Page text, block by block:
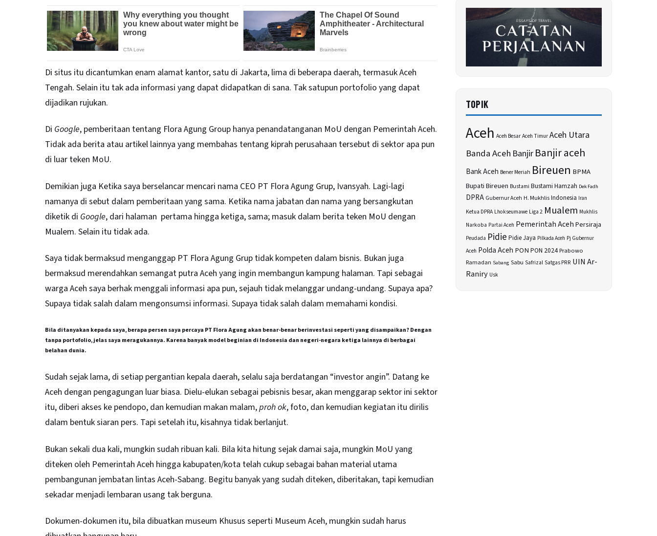
Di situs itu dicantumkan enam alamat kantor, satu di Jakarta, lima di beberapa daerah, termasuk Aceh
Tengah. Selain itu tak ada informasi yang dapat didapatkan di sana. Tak satupun portofolio yang dapat
dijadikan rujukan.
Di Google, pemberitaan tentang Flora Agung Group hanya penandatanganan MoU dengan Pemerintah Aceh.
Tidak ada berita atau artikel lainnya yang membahas tentang kiprah perusahaan tersebut di sektor apa pun
di luar teken MoU.
Demikian juga Ketika saya berselancar mencari nama CEO PT Flora Agung Grup, Ivansyah. Lagi-lagi
namanya di sebut dalam pemberitaan yang sama. Ketika nama jabatan dan nama yang bersangkutan
diketik di Google, dari halaman pertama hingga ketiga, sama; masuk dalam berita teken MoU dengan
Mualem. Selain itu tidak ada.
Saya tidak bermaksud menganggap PT Flora Agung Grup tidak kompeten dalam bisnis. Bukan juga
bermaksud merendahkan semangat putra Aceh yang ingin membangun kampung halaman. Tapi sebagai
warga Aceh saya berhak menggali informasi apa pun, sejauh tidak melanggar undang-undang. Supaya apa?
Supaya tidak salah dalam mengonsumsi informasi. Supaya tidak salah dalam memahami kondisi.
Bila ditanyakan kepada saya, berapa persen saya percaya PT Flora Agung akan benar-benar berinvestasi seperti yang disampaikan? Dengan
tanpa portofolio, jelas saya meragukannya. Karena banyak model beginian di Indonesia dan negeri-negara ketiga lainnya di berbagai
belahan dunia.
Sudah sejak lama, di setiap pergantian kepala daerah, selalu saja berdatangan “investor angin”. Datang ke
Aceh dengan pengagungan luar biasa. Dielu-elukan sebagai pebisnis besar, akan menggarap sektor ini sektor
itu, diberi akses ke pendopo, dan kemudian makan malam,proh ok, foto, dan kemudian kegiatan itu dirilis
dalam bentuk siaran pers. Tapi setelah itu, kisahnya tidak berlanjut.
Bukan sekali dua kali, mungkin sudah ribuan kali. Bila kita hitung sejak damai saja, mungkin MoU yang
diteken oleh Pemerintah Aceh hingga kabupaten/kota telah cukup sebagai bahan material utama
pembangunan jembatan lintas Aceh-Sabang. Begitu banyak yang sudah diteken, diberitakan, tapi kemudian
sekadar menjadi lembaran usang tak berguna.
Dokumen-dokumen itu, bila dibuatkan museum Khusus seperti Museum Aceh, mungkin sudah harus
TOPIK
Aceh Aceh BesarAceh TimurAceh Utara
Banda Aceh BanjirBanjir aceh
Bank Aceh Bener Meriah Bireuen BPMA
Bupati Bireuen Bustami Bustami Hamzah Dek Fadh
DPRA Gubernur Aceh H. MukhlisIndonesia Iran
Ketua DPRA Lhokseumawe Liga 2 Mualem Mukhlis
Narkoba Partai Aceh Pemerintah AcehPersiraja
Peudada Pidie Pidie Jaya Pilkada Aceh Pj Gubernur
Aceh Polda Aceh PON PON 2024Prabowo
Ramadan Sabang Sabu Safrizal Satgas PRR UIN Ar-
Raniry Usk